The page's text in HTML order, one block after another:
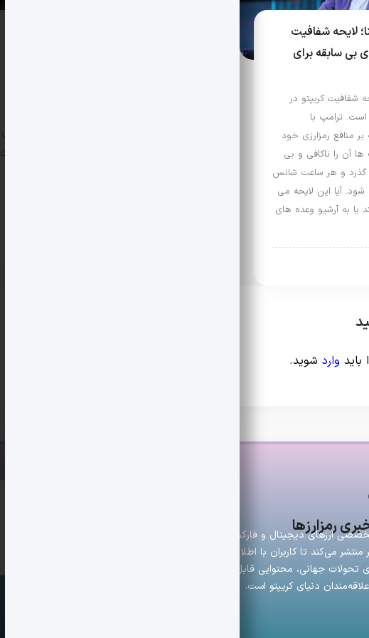
در سنا؛ لایحه شفافیت
بی سابقه برای
شفافیت کریپتو در
است. ترامپ با
منافع رمزارزی خود
ها آن را ناکافی و بی
گذرد و هر ساعت شانس
کمتر می شود. آیا این لایحه می
عبور کند یا به آرشیو وعده های
SPAC تا IPO در نزدک. جهش ارزش گذاری احتمالی
به 5 میلیارد دلار، سرمایه گذاری 150 میلیون دلاری
باید وارد شوید.
رمزارزها
ارزهای دیجیتال و فارکس است که تازه‌ترین اخبار، تحلیل‌ها و رویدادهای
منتشر می‌کند تا کاربران با اطلاعاتی دقیق و به‌روز همراه باشند. تیم دیجکس تلاش
جهانی، محتوایی قابل اعتماد ارائه دهد. هدف ما کمک به تصمیم‌گیری
دنیای کریپتو است.